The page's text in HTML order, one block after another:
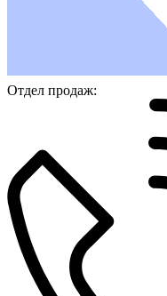
Отдел продаж: